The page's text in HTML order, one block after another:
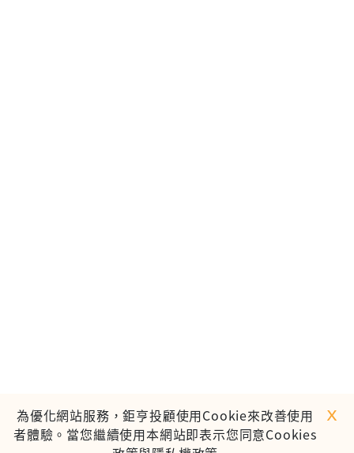
為優化網站服務，鉅亨投顧使用Cookie來改善使用
者體驗。當您繼續使用本網站即表示您同意Cookies
ｘ